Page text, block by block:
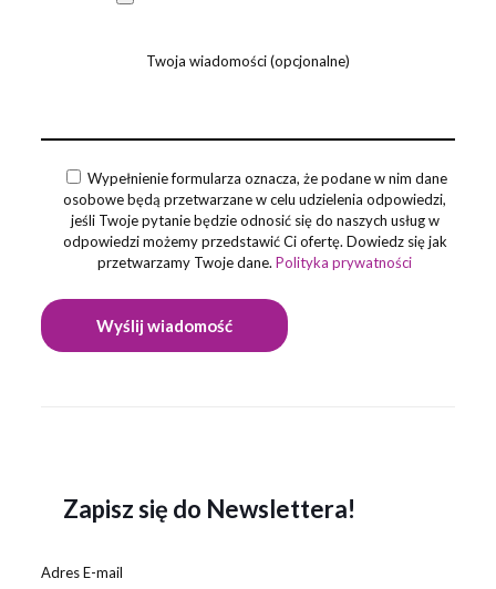
Twoja wiadomości (opcjonalne)
Wypełnienie formularza oznacza, że podane w nim dane
osobowe będą przetwarzane w celu udzielenia odpowiedzi,
jeśli Twoje pytanie będzie odnosić się do naszych usług w
odpowiedzi możemy przedstawić Ci ofertę. Dowiedz się jak
przetwarzamy Twoje dane.Polityka prywatności
Zapisz się do Newslettera!
Adres E-mail